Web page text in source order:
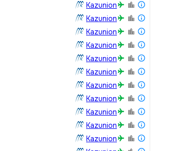
Kazunion
Kazunion
Kazunion
Kazunion
Kazunion
Kazunion
Kazunion
Kazunion
Kazunion
Kazunion
Kazunion